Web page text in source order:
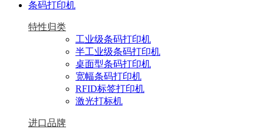
条码打印机
特性归类
工业级条码打印机
半工业级条码打印机
桌面型条码打印机
宽幅条码打印机
RFID标签打印机
激光打标机
进口品牌